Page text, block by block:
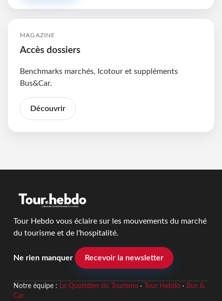
MAGAZINE
Accès dossiers
Benchmarks marchés, Icotour et suppléments
Bus&Car.
Découvrir
Tour Hebdo vous éclaire sur les mouvements du marché
du tourisme et de l'hospitalité.
Ne rien manquer Recevoir la newsletter
Notre équipe : Le Quotidien du Tourisme· Tour Hebdo· Bus &
Car